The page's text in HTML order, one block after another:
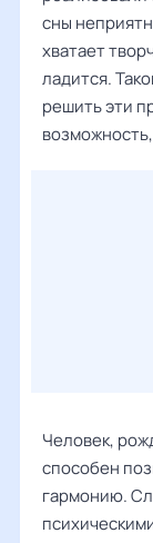
сны
хватает
ладится.
решить эти
Человек,
способен
гармонию.